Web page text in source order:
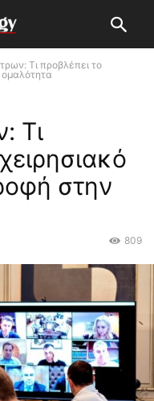
Τι προβλέπει το
ομαλότητα
Τι
στην
809